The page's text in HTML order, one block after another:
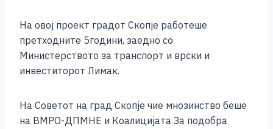
На овој проект градот Скопје работеше
претходните 5години, заедно со
Министерството за транспорт и врски и
инвеститорот Лимак.
На Советот на град Скопје чие мнозинство беше
на ВМРО-ДПМНЕ и Коалицијата За подобра